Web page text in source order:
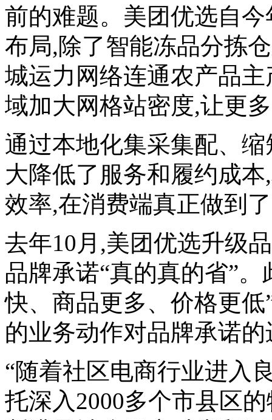
前的难题。美团优选自
布局,除了智能冻品分拣
城运力网络连通农产品
域加大网格站密度,让更
通过本地化集采集配、
大降低了服务和履约成
效率,在消费端真正做到
去年10月,美团优选升级
品牌承诺“真的真的省”
快、商品更多、价格更
的业务动作对品牌承诺
“随着社区电商行业进入
托深入2000多个市县区